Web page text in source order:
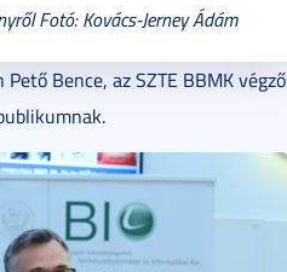
Fotó: Kovács-Jerney Ádám
Bence, az SZTE BBMK